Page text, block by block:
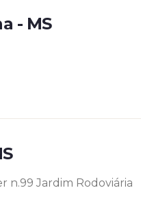
- MS
n.99 Jardim Rodoviária